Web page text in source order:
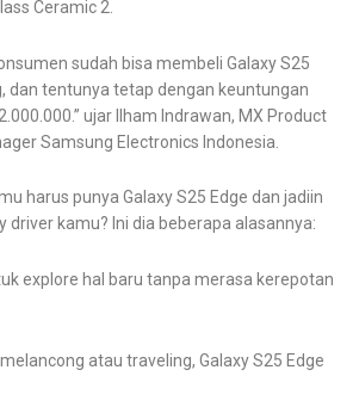
Ceramic 2.
sudah bisa membeli Galaxy S25
dan tentunya tetap dengan keuntungan
ujar Ilham Indrawan, MX Product
Samsung Electronics Indonesia.
harus punya Galaxy S25 Edge dan jadiin
driver kamu? Ini dia beberapa alasannya:
explore hal baru tanpa merasa kerepotan
atau traveling, Galaxy S25 Edge